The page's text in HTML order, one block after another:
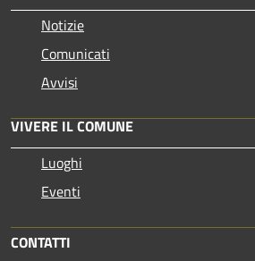
Notizie
Comunicati
Avvisi
VIVERE IL COMUNE
Luoghi
Eventi
CONTATTI